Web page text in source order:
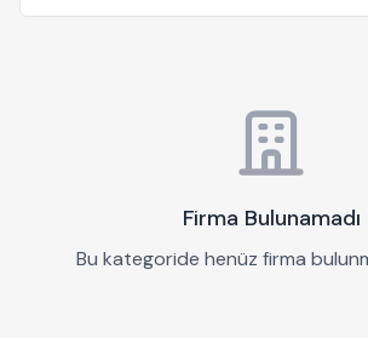
Firma Bulunamadı
Bu kategoride henüz firma